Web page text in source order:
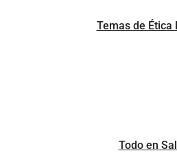
Temas de Ética
Todo en